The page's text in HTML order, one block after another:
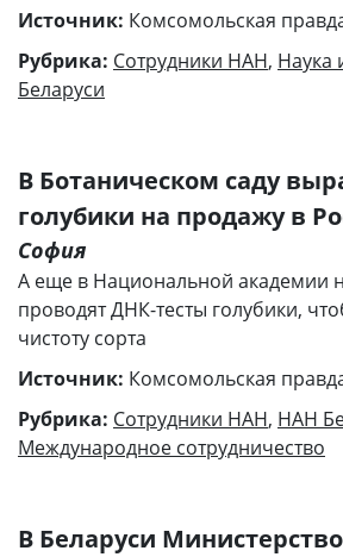
Источник: Комсомольская
Рубрика: Сотрудники НАН, Наука
Беларуси
В Ботаническом саду
голубики на продажу в
София
А еще в Национальной академии
проводят ДНК-тесты голубики,
чистоту сорта
Источник: Комсомольская
Рубрика: Сотрудники НАН, НАН
Международное сотрудничество
В Беларуси